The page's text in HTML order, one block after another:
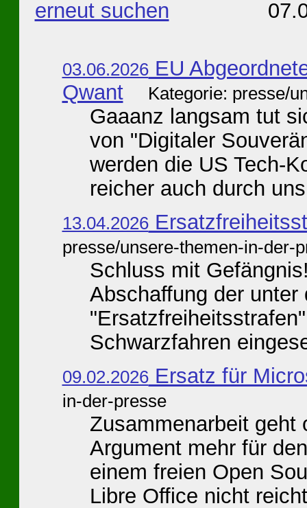
erneut suchen
03.06.2026EU
Qwant
Kategorie: presse/
Gaaanz langsam tut
von "Digitaler
werden die US Tech-
reicher auch durch
13.04.2026
presse/unsere-themen-in-der-
Schluss mit
Abschaffung der
Schwarzfahren
09.02.2026Ersatz für
in-der-presse
Zusammenarbeit geht
Argument mehr für
einem freien Open
Libre Office nicht